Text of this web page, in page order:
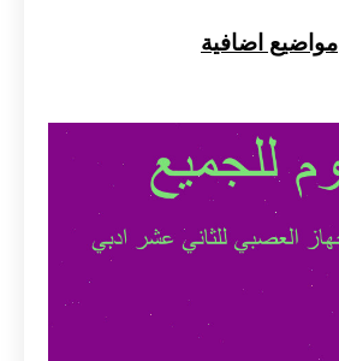
مواضيع اضافية